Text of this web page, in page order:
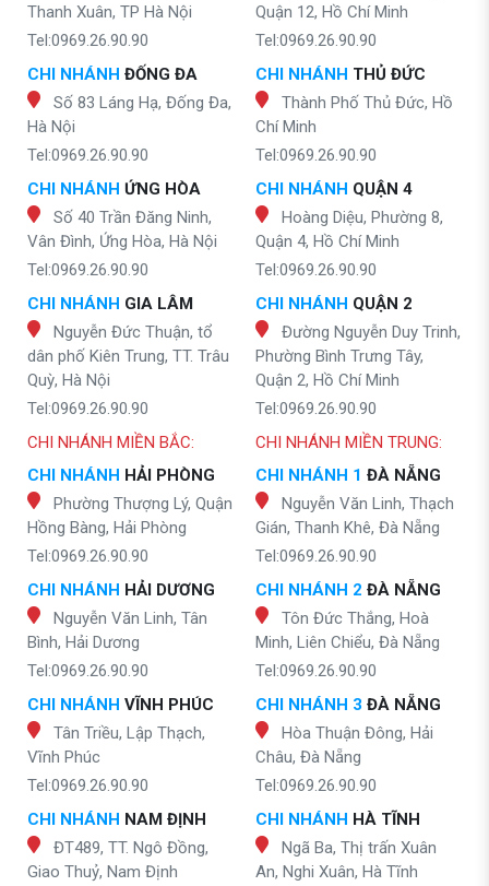
Thanh Xuân, TP Hà Nội
Tel:0969.26.90.90
CHI NHÁNH ĐỐNG ĐA
Số 83 Láng Hạ, Đống Đa,
Hà Nội
Tel:0969.26.90.90
CHI NHÁNH ỨNG HÒA
Số 40 Trần Đăng Ninh,
Vân Đình, Ứng Hòa, Hà Nội
Tel:0969.26.90.90
CHI NHÁNH GIA LÂM
Nguyễn Đức Thuận, tổ
dân phố Kiên Trung, TT. Trâu
Quỳ, Hà Nội
Tel:0969.26.90.90
Quận 12, Hồ Chí Minh
Tel:0969.26.90.90
CHI NHÁNH THỦ ĐỨC
Thành Phố Thủ Đức, Hồ
Chí Minh
Tel:0969.26.90.90
CHI NHÁNH QUẬN 4
Hoàng Diệu, Phường 8,
Quận 4, Hồ Chí Minh
Tel:0969.26.90.90
CHI NHÁNH QUẬN 2
Đường Nguyễn Duy Trinh,
Phường Bình Trưng Tây,
Quận 2, Hồ Chí Minh
Tel:0969.26.90.90
CHI NHÁNH MIỀN BẮC:
CHI NHÁNH HẢI PHÒNG
Phường Thượng Lý, Quận
Hồng Bàng, Hải Phòng
Tel:0969.26.90.90
CHI NHÁNH HẢI DƯƠNG
Nguyễn Văn Linh, Tân
Bình, Hải Dương
Tel:0969.26.90.90
CHI NHÁNH VĨNH PHÚC
Tân Triều, Lập Thạch,
Vĩnh Phúc
Tel:0969.26.90.90
CHI NHÁNH NAM ĐỊNH
ĐT489, TT. Ngô Đồng,
Giao Thuỷ, Nam Định
CHI NHÁNH MIỀN TRUNG:
CHI NHÁNH 1 ĐÀ NẴNG
Nguyễn Văn Linh, Thạch
Gián, Thanh Khê, Đà Nẵng
Tel:0969.26.90.90
CHI NHÁNH 2 ĐÀ NẴNG
Tôn Đức Thắng, Hoà
Minh, Liên Chiểu, Đà Nẵng
Tel:0969.26.90.90
CHI NHÁNH 3 ĐÀ NẴNG
Hòa Thuận Đông, Hải
Châu, Đà Nẵng
Tel:0969.26.90.90
CHI NHÁNH HÀ TĨNH
Ngã Ba, Thị trấn Xuân
An, Nghi Xuân, Hà Tĩnh